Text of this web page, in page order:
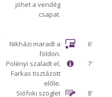
jöhet a vendég
csapat.
6'
Nikházi maradt a
földön.
7'
Polényi szaladt el,
Farkas tisztázott
előle.
8'
Siófoki szöglet